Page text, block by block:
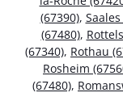
(67390),
(67480),
(67340), Rothau
Rosheim
(67480),